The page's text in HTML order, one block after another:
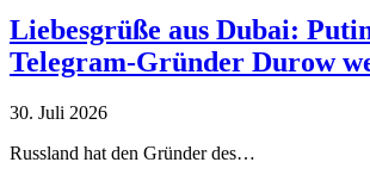
Liebesgrüße aus Dubai:
Telegram-Gründer Durow
30. Juli 2026
Russland hat den Gründer des…